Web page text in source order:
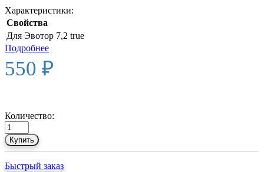
Характеристики:
Свойства
Для Эвотор 7,2 true
Подробнее
550 ₽
Количество:
Купить
Быстрый заказ